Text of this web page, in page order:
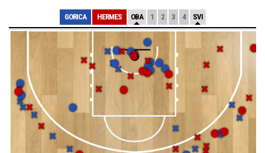
GORICA HERMES OBA 1 2 3 4 SVI